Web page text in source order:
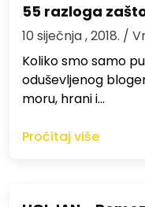
55 razloga
10 siječnja , 2018. /
Koliko smo samo
oduševljenog
moru, hrani i…
Pročitaj više